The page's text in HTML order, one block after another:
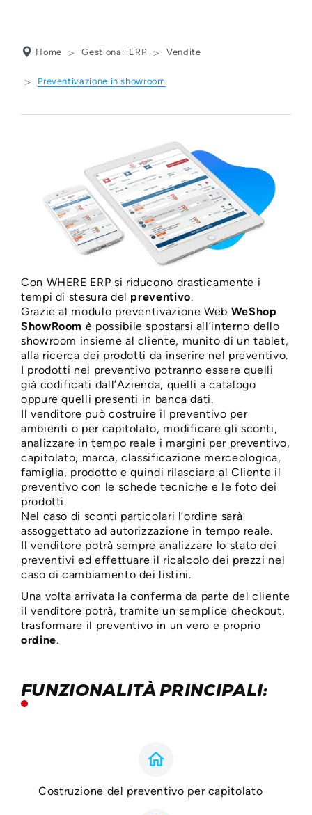
PREVENTIVAZIONE
IN SHOWROOM -
Home Gestionali ERP Vendite
Preventivazione in showroom
Con WHERE ERP si riducono drasticamente i
tempi di stesura del preventivo.
Grazie al modulo preventivazione Web WeShop
ShowRoom è possibile spostarsi all’interno dello
showroom insieme al cliente, munito di un tablet,
alla ricerca dei prodotti da inserire nel preventivo.
I prodotti nel preventivo potranno essere quelli
già codificati dall’Azienda, quelli a catalogo
oppure quelli presenti in banca dati.
Il venditore può costruire il preventivo per
ambienti o per capitolato, modificare gli sconti,
analizzare in tempo reale i margini per preventivo,
capitolato, marca, classificazione merceologica,
famiglia, prodotto e quindi rilasciare al Cliente il
preventivo con le schede tecniche e le foto dei
prodotti.
Nel caso di sconti particolari l’ordine sarà
assoggettato ad autorizzazione in tempo reale.
Il venditore potrà sempre analizzare lo stato dei
preventivi ed effettuare il ricalcolo dei prezzi nel
caso di cambiamento dei listini.
Una volta arrivata la conferma da parte del cliente
il venditore potrà, tramite un semplice checkout,
trasformare il preventivo in un vero e proprio
ordine.
FUNZIONALITÀ PRINCIPALI:
home
Costruzione del preventivo per capitolato